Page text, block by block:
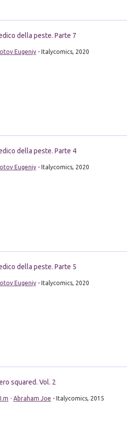
della peste. Parte 7
Eugeniy- Italycomics, 2020
della peste. Parte 4
Eugeniy- Italycomics, 2020
della peste. Parte 5
Eugeniy- Italycomics, 2020
squared. Vol. 2
- Abraham Joe - Italycomics, 2015